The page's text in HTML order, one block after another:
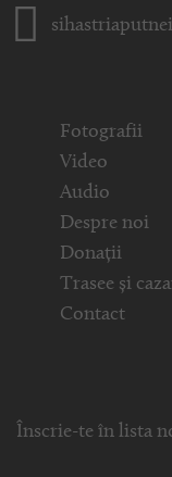
Fotografii
Video
Audio
Despre noi
Donații
Trasee și
Contact
Înscrie-te în lista